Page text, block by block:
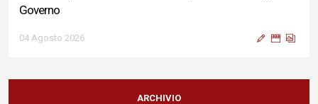
Governo
04 Agosto 2026
Sigismondi, Liris e Testa: “Profondo cordoglio e vicinanza al
Ministro Roccella e alla sua famiglia”
ARCHIVIO